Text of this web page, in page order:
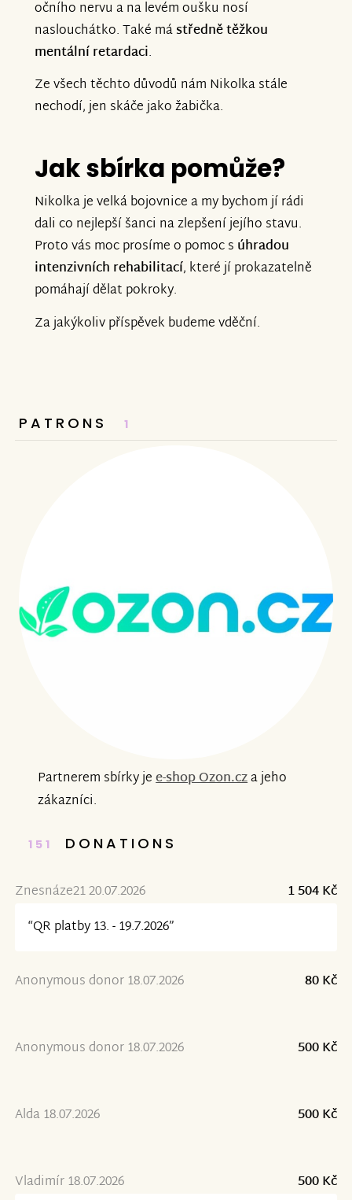
očního nervu a na levém oušku nosí
naslouchátko. Také mástředně těžkou
mentální retardaci.
Ze všech těchto důvodů nám Nikolka stále
nechodí, jen skáče jako žabička.
Jak sbírka pomůže?
Nikolka je velká bojovnice a my bychom jí rádi
dali co nejlepší šanci na zlepšení jejího stavu.
Proto vás moc prosíme o pomoc s úhradou
intenzivních rehabilitací, které jí prokazatelně
pomáhají dělat pokroky.
Za jakýkoliv příspěvek budeme vděční.
PATRONS 1
Partnerem sbírky jee-shop Ozon.cza jeho
zákazníci.
151 DONATIONS
Znesnáze21 20.07.2026
1 504 Kč
“QR platby 13. - 19.7.2026”
Anonymous donor 18.07.2026 80 Kč
Anonymous donor 18.07.2026 500 Kč
Alda 18.07.2026 500 Kč
Vladimír 18.07.2026
500 Kč